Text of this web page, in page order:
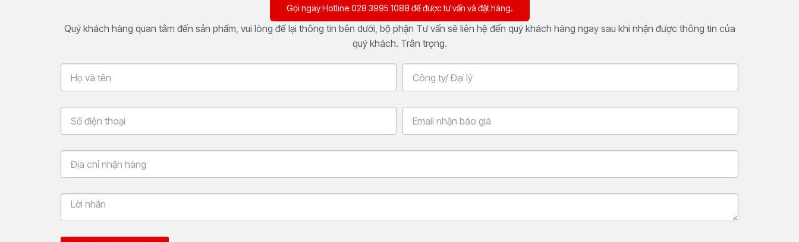
Gọi ngay Hotline 028 3995 1088 để được tư vấn và đặt hàng.
Quý khách hàng quan tâm đến sản phẩm, vui lòng để lại thông tin bên dưới, bộ phận Tư vấn sẽ liên hệ đến quý khách hàng ngay sau khi nhận được thông tin của
quý khách. Trân trọng.